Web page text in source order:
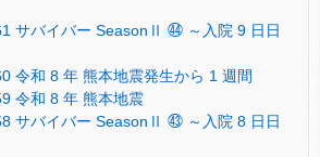
サバイバー SeasonⅡ ㊹ ～入院 9 日日
令和 8 年 熊本地震発生から 1 週間
令和 8 年 熊本地震
サバイバー SeasonⅡ ㊸ ～入院 8 日日